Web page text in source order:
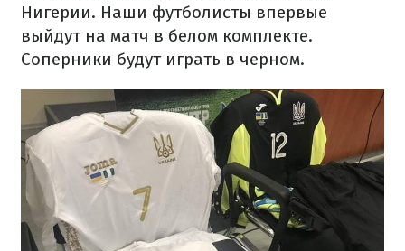
Нигерии. Наши футболисты впервые
выйдут на матч в белом комплекте.
Соперники будут играть в черном.